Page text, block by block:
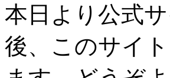
本日より公式
後、このサイ